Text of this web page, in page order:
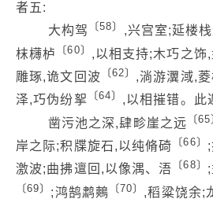
者五:
大构驾
〔58〕 ,兴宫室;延楼
枺欂栌
〔60〕 ,以相支持;木巧之饰
雕琢,诡文回波 〔62〕 ,淌游瀷淢,
泽,巧伪纷挐 〔64〕 ,以相摧错。此
凿污池之深,肆畛崖之远
〔65
岸之际;积牒旋石,以纯脩碕 〔66〕
激波;曲拂邅回,以像湡、浯 〔68〕
〔69〕 ;鸿鹄鹔鷞 〔70〕 ,稻粱饶余;